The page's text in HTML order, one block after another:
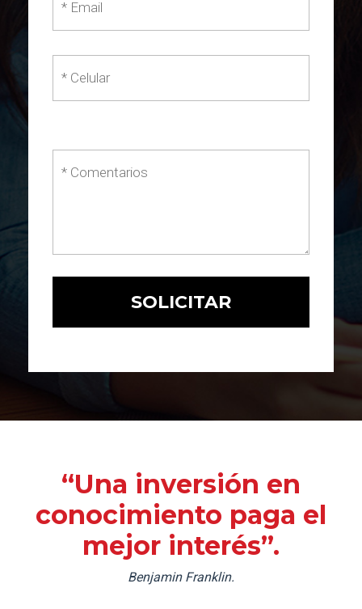
“Una inversión en
conocimiento paga el
mejor interés”.
Benjamin Franklin.